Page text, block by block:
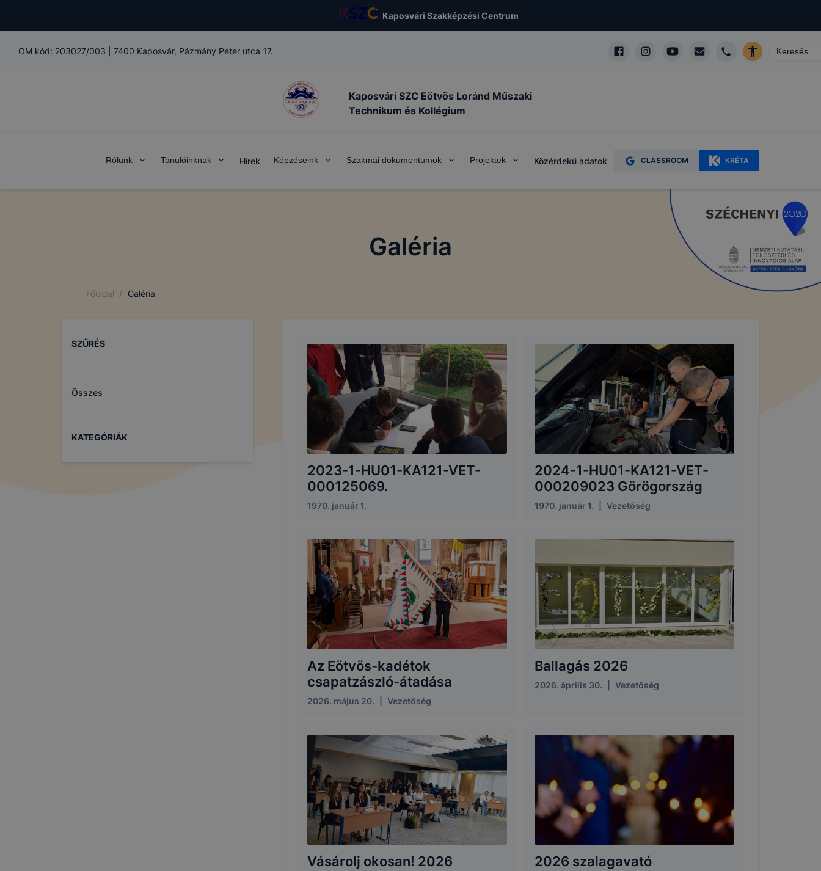
Kaposvári Szakképzési Centrum
OM kód: 203027/003 7400 Kaposvár, Pázmány Péter utca 17.
Kaposvári SZC Eötvös Loránd Műszaki
Technikum és Kollégium
Rólunk Tanulóinknak Hírek Képzéseink Szakmai dokumentumok Projektek Közérdekű adatok CLASSROOM KRÉTA
Galéria
Főoldal / Galéria
SZŰRÉS
Összes
KATEGÓRIÁK
2023-1-HU01-KA121-VET-
000125069.
1970. január 1.
2024-1-HU01-KA121-VET-
000209023 Görögország
1970. január 1. Vezetőség
Az Eötvös-kadétok
csapatzászló-átadása
2026. május 20. Vezetőség
Ballagás 2026
2026. április 30. Vezetőség
Vásárolj okosan! 2026 2026 szalagavató